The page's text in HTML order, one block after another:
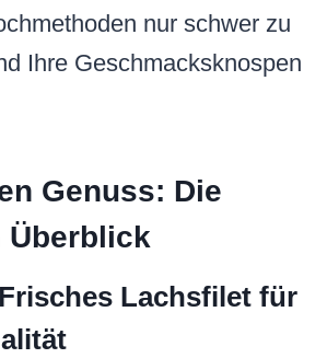
nur schwer zu
Ihre Geschmacksknospen
Genuss: Die
Überblick
Lachsfilet für